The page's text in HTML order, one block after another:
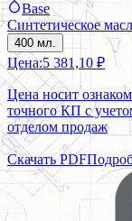
Base
Синтетическое
400 мл.
Цена:5 381,10 ₽
Цена носит
точного КП с
отделом продаж
Скачать PDF